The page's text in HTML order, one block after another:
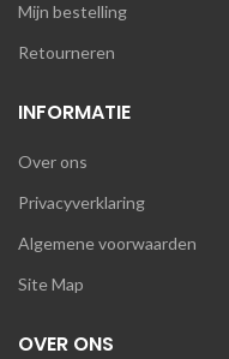
Mijn bestelling
Retourneren
INFORMATIE
Over ons
Privacyverklaring
Algemene voorwaarden
Site Map
OVER ONS